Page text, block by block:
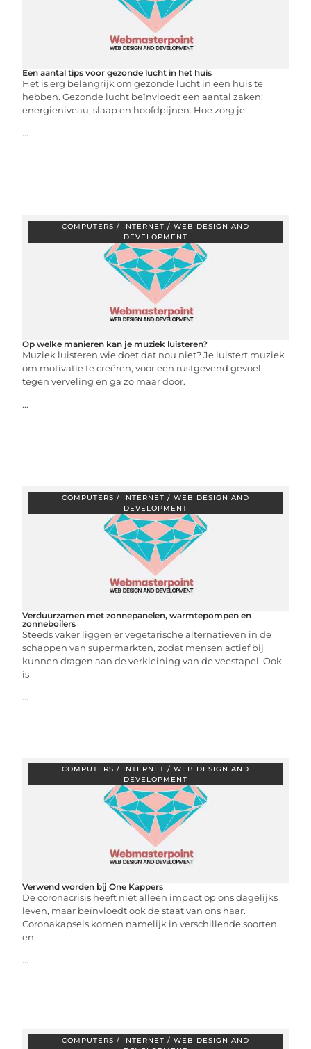
Een aantal tips voor gezonde lucht in het huis
Het is erg belangrijk om gezonde lucht in een huis te
hebben. Gezonde lucht beïnvloedt een aantal zaken:
energieniveau, slaap en hoofdpijnen. Hoe zorg je
...
COMPUTERS / INTERNET / WEB DESIGN AND
DEVELOPMENT
Op welke manieren kan je muziek luisteren?
Muziek luisteren wie doet dat nou niet? Je luistert muziek
om motivatie te creëren, voor een rustgevend gevoel,
tegen verveling en ga zo maar door.
...
COMPUTERS / INTERNET / WEB DESIGN AND
DEVELOPMENT
Verduurzamen met zonnepanelen, warmtepompen en
zonneboilers
Steeds vaker liggen er vegetarische alternatieven in de
schappen van supermarkten, zodat mensen actief bij
kunnen dragen aan de verkleining van de veestapel. Ook
is
...
COMPUTERS / INTERNET / WEB DESIGN AND
DEVELOPMENT
Verwend worden bij One Kappers
De coronacrisis heeft niet alleen impact op ons dagelijks
leven, maar beïnvloedt ook de staat van ons haar.
Coronakapsels komen namelijk in verschillende soorten
en
...
COMPUTERS / INTERNET / WEB DESIGN AND